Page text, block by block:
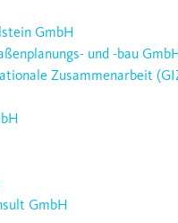
GmbH
und -bau
Zusammenarbeit
GmbH